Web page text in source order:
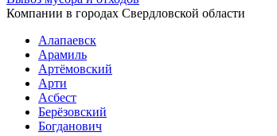
Компании в городах Свердловской области
Алапаевск
Арамиль
Артёмовский
Арти
Асбест
Берёзовский
Богданович